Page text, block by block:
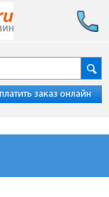
заказ онлайн